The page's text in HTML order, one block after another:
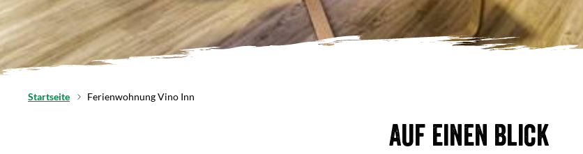
Startseite Ferienwohnung Vino Inn
Auf einen Blick